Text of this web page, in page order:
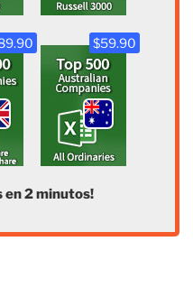
$59.90
en 2 minutos!